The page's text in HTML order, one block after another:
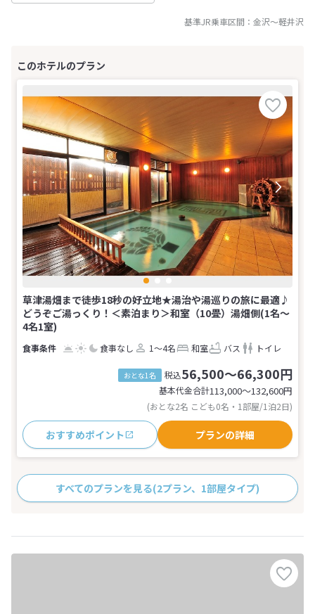
基準JR乗車区間： 金沢～軽井沢
草津湯畑まで徒歩18秒の好立地★湯治や湯巡りの旅に最適♪
どうぞご湯っくり！＜素泊まり＞和室（10畳）湯畑側(1名～
4名1室)
食事なし 1～4名 和室 バス トイレ
おとな1名 税込56,500～66,300円
基本代金合計113,000〜132,600円
(おとな2名 こども0名・1部屋/1泊2日)
おすすめポイント プランの詳細
すべてのプランを見る(2プラン、1部屋タイプ)